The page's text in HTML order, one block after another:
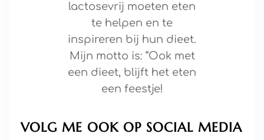
lactosevrij moeten eten
te helpen en te
inspireren bij hun dieet.
Mijn motto is: “Ook met
een dieet, blijft het eten
een feestje!
VOLG ME OOK OP SOCIAL MEDIA